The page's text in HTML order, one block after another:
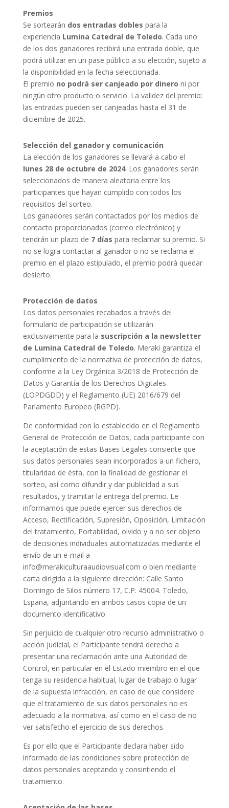
Premios
Se sortearán dos entradas dobles para la
experiencia Lumina Catedral de Toledo. Cada uno
de los dos ganadores recibirá una entrada doble, que
podrá utilizar en un pase público a su elección, sujeto a
la disponibilidad en la fecha seleccionada.
El premio no podrá ser canjeado por dinero ni por
ningún otro producto o servicio. La validez del premio:
las entradas pueden ser canjeadas hasta el 31 de
diciembre de 2025.
Selección del ganador y comunicación
La elección de los ganadores se llevará a cabo el
lunes 28 de octubre de 2024. Los ganadores serán
seleccionados de manera aleatoria entre los
participantes que hayan cumplido con todos los
requisitos del sorteo.
Los ganadores serán contactados por los medios de
contacto proporcionados (correo electrónico) y
tendrán un plazo de 7 días para reclamar su premio. Si
no se logra contactar al ganador o no se reclama el
premio en el plazo estipulado, el premio podrá quedar
desierto.
Protección de datos
Los datos personales recabados a través del
formulario de participación se utilizarán
exclusivamente para la suscripción a la newsletter
de Lumina Catedral de Toledo. Meraki garantiza el
cumplimiento de la normativa de protección de datos,
conforme a la Ley Orgánica 3/2018 de Protección de
Datos y Garantía de los Derechos Digitales
(LOPDGDD) y el Reglamento (UE) 2016/679 del
Parlamento Europeo (RGPD).
De conformidad con lo establecido en el Reglamento
General de Protección de Datos, cada participante con
la aceptación de estas Bases Legales consiente que
sus datos personales sean incorporados a un fichero,
titularidad de ésta, con la finalidad de gestionar el
sorteo, así como difundir y dar publicidad a sus
resultados, y tramitar la entrega del premio. Le
informamos que puede ejercer sus derechos de
Acceso, Rectificación, Supresión, Oposición, Limitación
del tratamiento, Portabilidad, olvido y a no ser objeto
de decisiones individuales automatizadas mediante el
envío de un e-mail a
info@merakiculturaaudiovisual.com o bien mediante
carta dirigida a la siguiente dirección: Calle Santo
Domingo de Silos número 17, C.P. 45004. Toledo,
España, adjuntando en ambos casos copia de un
documento identificativo.
Sin perjuicio de cualquier otro recurso administrativo o
acción judicial, el Participante tendrá derecho a
presentar una reclamación ante una Autoridad de
Control, en particular en el Estado miembro en el que
tenga su residencia habitual, lugar de trabajo o lugar
de la supuesta infracción, en caso de que considere
que el tratamiento de sus datos personales no es
adecuado a la normativa, así como en el caso de no
ver satisfecho el ejercicio de sus derechos.
Es por ello que el Participante declara haber sido
informado de las condiciones sobre protección de
datos personales aceptando y consintiendo el
tratamiento.